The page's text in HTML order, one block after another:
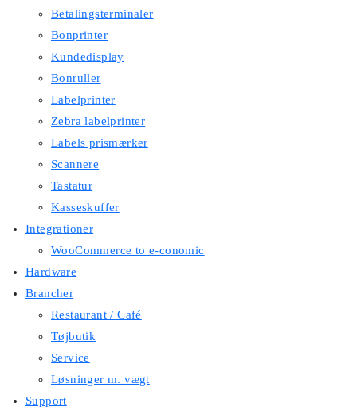
Betalingsterminaler
Bonprinter
Kundedisplay
Bonruller
Labelprinter
Zebra labelprinter
Labels prismærker
Scannere
Tastatur
Kasseskuffer
Integrationer
WooCommerce to e-conomic
Hardware
Brancher
Restaurant / Café
Tøjbutik
Service
Løsninger m. vægt
Support